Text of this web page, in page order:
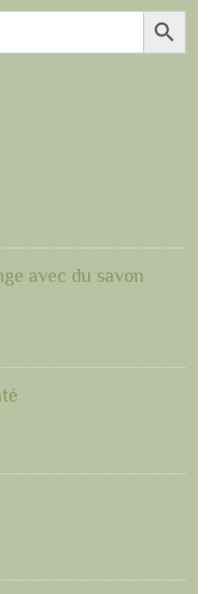
Search Button
avec du savon